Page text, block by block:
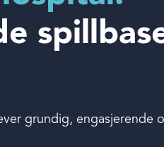
grundig, engasjerende